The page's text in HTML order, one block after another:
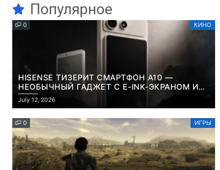
Популярное
0 КИНО
HISENSE ТИЗЕРИТ СМАРТФОН A10 —
НЕОБЫЧНЫЙ ГАДЖЕТ С E-INK-ЭКРАНОМ И
СЪЕМНОЙ LCD-ПАНЕЛЬЮ ДЛЯ ЦВЕТНОГО
КОНТЕНТА И СОЦСЕТЕЙ
July 12, 2026
0 ИГРЫ